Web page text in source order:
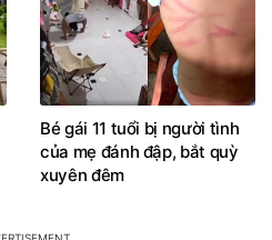
Bé gái 11 tuổi bị người tình
của mẹ đánh đập, bắt quỳ
xuyên đêm